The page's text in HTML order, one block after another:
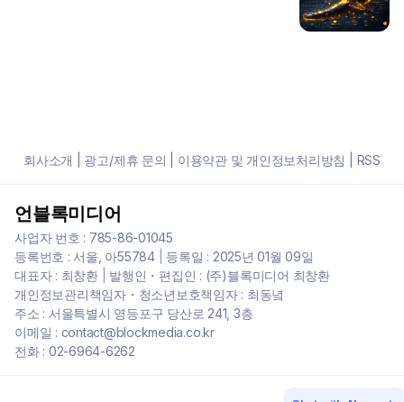
회사소개 광고/제휴 문의 이용약관 및 개인정보처리방침 RSS
언블록미디어
사업자 번호 : 785-86-01045
등록번호 : 서울, 아55784| 등록일 : 2025년 01월 09일
대표자 : 최창환| 발행인・편집인 : (주)블록미디어 최창환
개인정보관리책임자・청소년보호책임자 : 최동녘
주소 : 서울특별시 영등포구 당산로 241, 3층
이메일 : contact@blockmedia.co.kr
전화 : 02-6964-6262